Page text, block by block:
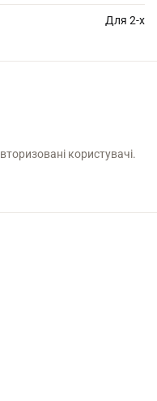
Для 2-х
користувачі.